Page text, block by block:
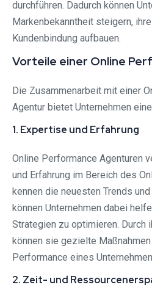
durchführen. Dadurch können
Markenbekanntheit steigern,
Kundenbindung aufbauen.
Vorteile einer Online
Die Zusammenarbeit mit einer
Agentur bietet Unternehmen
1. Expertise und Erfahrung
Online Performance Agenturen
und Erfahrung im Bereich des
kennen die neuesten Trends
können Unternehmen dabei
Strategien zu optimieren. Durch
können sie gezielte
Performance eines
2. Zeit- und